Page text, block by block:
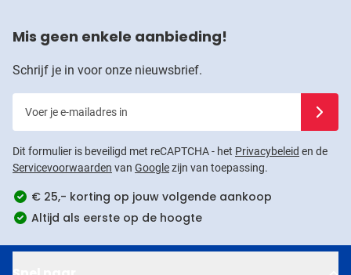
Mis geen enkele aanbieding!
Schrijf je in voor onze nieuwsbrief.
Dit formulier is beveiligd met reCAPTCHA - het Privacybeleid en de
Servicevoorwaarden van Googlezijn van toepassing.
€ 25,- korting op jouw volgende aankoop
Altijd als eerste op de hoogte